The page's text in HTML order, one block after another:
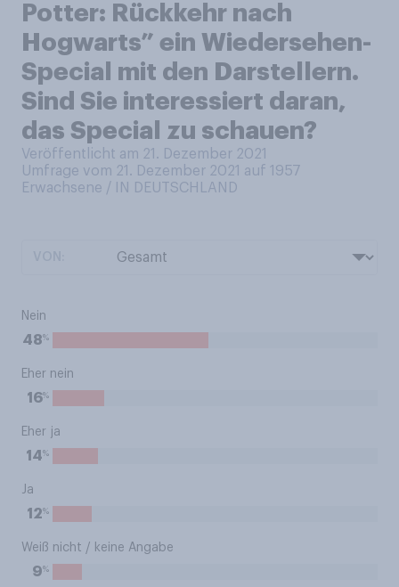
Potter: Rückkehr nach
Hogwarts” ein Wiedersehen-
Special mit den Darstellern.
Sind Sie interessiert daran,
das Special zu schauen?
Veröffentlicht am 21. Dezember 2021
Umfrage vom 21. Dezember 2021 auf 1957
Erwachsene / IN DEUTSCHLAND
Nein
48%
Eher nein
16%
Eher ja
14%
Ja
12%
Weiß nicht / keine Angabe
9%